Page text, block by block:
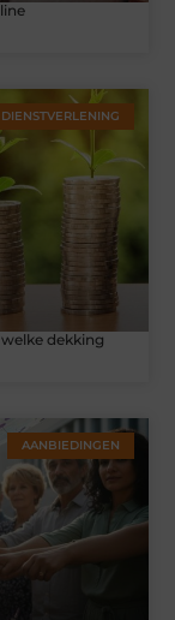
dekking
AANBIEDINGEN